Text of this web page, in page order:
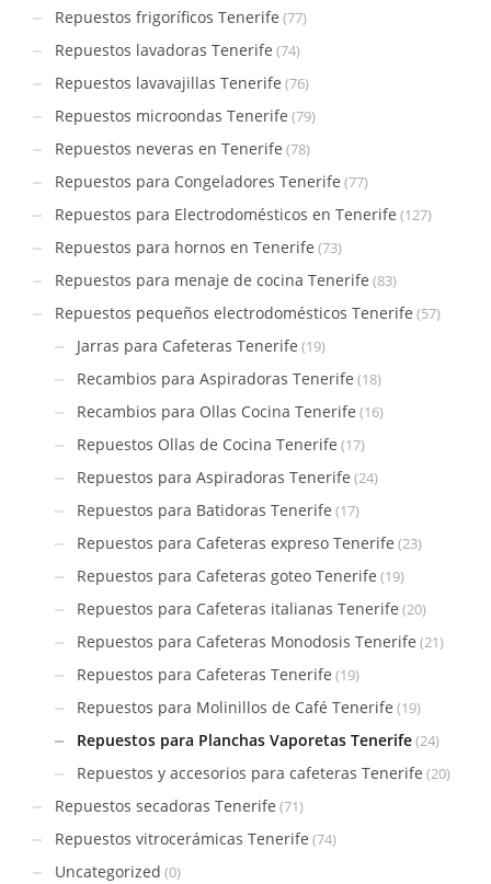
Repuestos frigoríficos Tenerife (77)
Repuestos lavadoras Tenerife (74)
Repuestos lavavajillas Tenerife (76)
Repuestos microondas Tenerife (79)
Repuestos neveras en Tenerife (78)
Repuestos para Congeladores Tenerife (77)
Repuestos para Electrodomésticos en Tenerife (127)
Repuestos para hornos en Tenerife (73)
Repuestos para menaje de cocina Tenerife (83)
Repuestos pequeños electrodomésticos Tenerife (57)
Jarras para Cafeteras Tenerife (19)
Recambios para Aspiradoras Tenerife (18)
Recambios para Ollas Cocina Tenerife (16)
Repuestos Ollas de Cocina Tenerife (17)
Repuestos para Aspiradoras Tenerife (24)
Repuestos para Batidoras Tenerife (17)
Repuestos para Cafeteras expreso Tenerife (23)
Repuestos para Cafeteras goteo Tenerife (19)
Repuestos para Cafeteras italianas Tenerife (20)
Repuestos para Cafeteras Monodosis Tenerife (21)
Repuestos para Cafeteras Tenerife (19)
Repuestos para Molinillos de Café Tenerife (19)
Repuestos para Planchas Vaporetas Tenerife(24)
Repuestos y accesorios para cafeteras Tenerife (20)
Repuestos secadoras Tenerife (71)
Repuestos vitrocerámicas Tenerife (74)
Uncategorized (0)